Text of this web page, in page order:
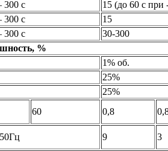
с
15 (до 60 с при
с
15
с
30-300
%
1% об.
25%
25%
60 0,8
9
3